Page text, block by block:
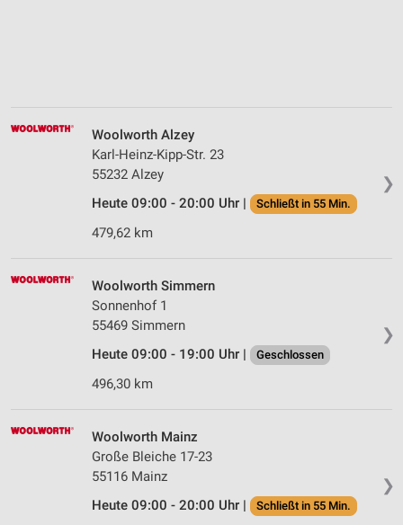
❯
Woolworth Alzey
Karl-Heinz-Kipp-Str. 23
55232 Alzey
Heute 09:00 - 20:00 Uhr |
Schließt in 55 Min.
479,62 km
❯
Woolworth Simmern
Sonnenhof 1
55469 Simmern
Heute 09:00 - 19:00 Uhr |
Geschlossen
496,30 km
❯
Woolworth Mainz
Große Bleiche 17-23
55116 Mainz
Heute 09:00 - 20:00 Uhr |
Schließt in 55 Min.